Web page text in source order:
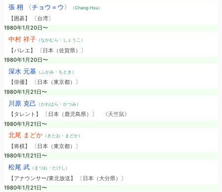
張 栩 〈チョウ＝ウ〉 （Chang Hsu）
【囲碁】 〔台湾〕
1980年1月20日〜
中村 祥子（なかむら・しょうこ）
【バレエ】 〔日本（佐賀県）〕
1980年1月20日〜
深水 元基（ふかみ・もとき）
【俳優】 〔日本（東京都）〕
1980年1月21日〜
川原 克己 （かわはら・かつみ）
【タレント】 〔日本（鹿児島県）〕
《天竺鼠》
1980年1月21日〜
北尾 まどか（きたお・まどか）
【将棋】 〔日本（東京都）〕
1980年1月21日〜
松尾 武（まつお・たけし）
【アナウンサー/東北放送】 〔日本（大分県）〕
1980年1月21日〜